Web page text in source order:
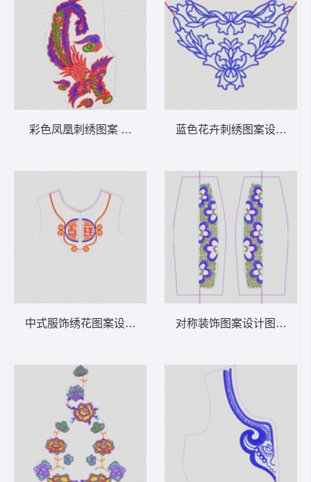
彩色凤凰刺绣图案 凤凰动物
中式服饰绣花图案设计 吉祥民族
蓝色花卉刺绣图案设计 简
对称装饰图案设计图 亮片